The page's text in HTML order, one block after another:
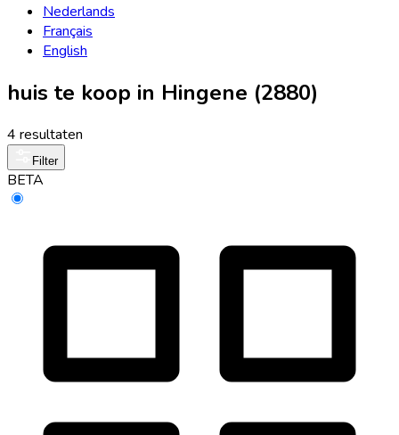
Nederlands
Français
English
huis te koop in Hingene (2880)
4 resultaten
Filter
BETA